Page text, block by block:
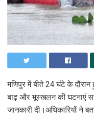
मणिपुर में बीते 24 घंटे के दौरान
बाढ़ और भूस्खलन की घटनाएं
जानकारी दी।अधिकारियों ने